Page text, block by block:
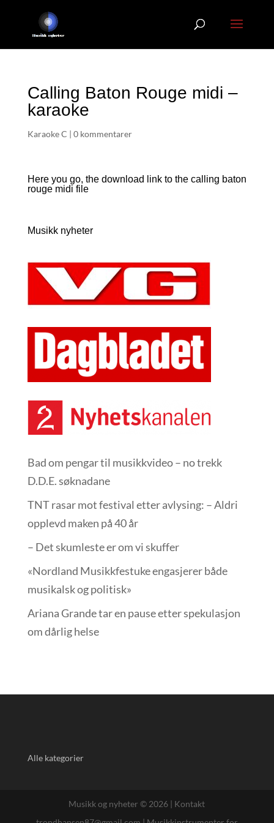
Calling Baton Rouge midi –
karaoke
Karaoke C | 0 kommentarer
Here you go, the download link to the calling baton
rouge midi file
Musikk nyheter
Bad om pengar til musikkvideo – no trekk
D.D.E. søknadane
TNT rasar mot festival etter avlysing: – Aldri
opplevd maken på 40 år
– Det skumleste er om vi skuffer
«Nordland Musikkfest­uke engasjerer både
musikalsk og politisk»
Ariana Grande tar en pause etter spekulasjon
om dårlig helse
Alle kategorier
Musikk og nyheter © 2026 | Kontakt